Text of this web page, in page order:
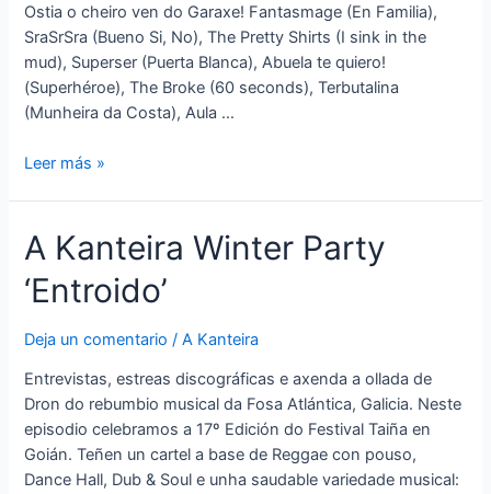
Ostia o cheiro ven do Garaxe! Fantasmage (En Familia),
SraSrSra (Bueno Si, No), The Pretty Shirts (I sink in the
mud), Superser (Puerta Blanca), Abuela te quiero!
(Superhéroe), The Broke (60 seconds), Terbutalina
(Munheira da Costa), Aula …
A
Party
III’
Leer más »
A Kanteira Winter Party
‘Entroido’
Deja un comentario /A Kanteira
Entrevistas, estreas discográficas e axenda a ollada de
Dron do rebumbio musical da Fosa Atlántica, Galicia. Neste
episodio celebramos a 17º Edición do Festival Taiña en
Goián. Teñen un cartel a base de Reggae con pouso,
Dance Hall, Dub & Soul e unha saudable variedade musical: